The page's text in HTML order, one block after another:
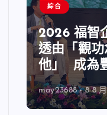
綜合
2026 福智
透由「觀
他」 成為
may23688 8 8